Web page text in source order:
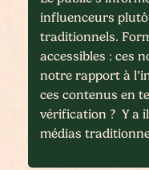
influenceurs
traditionnels.
accessibles : ces
notre rapport à
ces contenus en
vérification ? Y a
médias